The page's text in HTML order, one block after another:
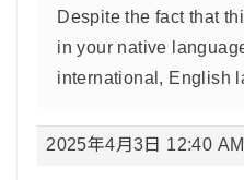
Despite the fact that
in your native
international, English
2025年4月3日 12:40 AM